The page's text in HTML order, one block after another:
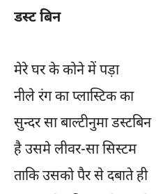
डस्ट बिन
मेरे घर के कोने में पड़ा
नीले रंग का प्लास्टिक का
सुन्दर सा बाल्टीनुमा डस्टबिन
है उसमे लीवर-सा सिस्टम
ताकि उसको पैर से दबाते ही